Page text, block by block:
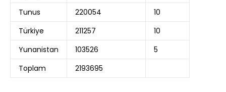
Tunus
220054
10
Türkiye
211257
10
Yunanistan
103526
5
Toplam
2193695